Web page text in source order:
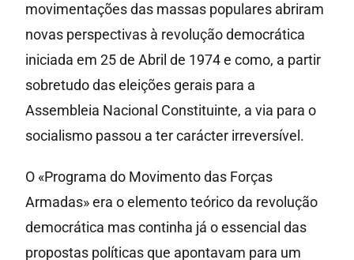
movimentações das massas populares abriram
novas perspectivas à revolução democrática
iniciada em 25 de Abril de 1974 e como, a partir
sobretudo das eleições gerais para a
Assembleia Nacional Constituinte, a via para o
socialismo passou a ter carácter irreversível.
O «Programa do Movimento das Forças
Armadas» era o elemento teórico da revolução
democrática mas continha já o essencial das
propostas políticas que apontavam para um